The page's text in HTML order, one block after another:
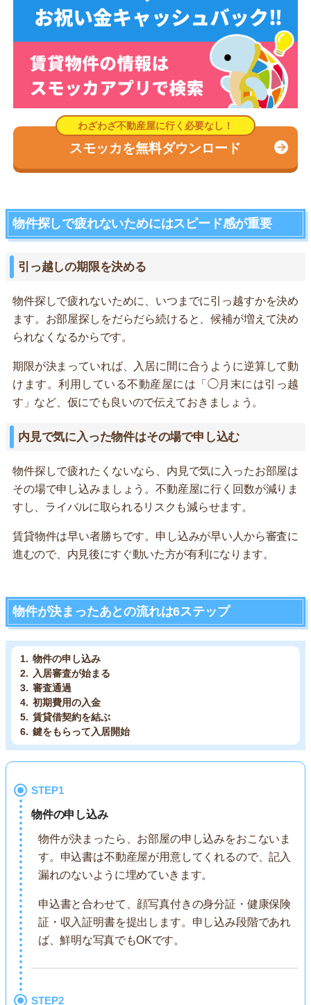
スモッカを無料ダウンロード
物件探しで疲れないためにはスピード感が重要
引っ越しの期限を決める
物件探しで疲れないために、いつまでに引っ越すかを決め
ます。お部屋探しをだらだら続けると、候補が増えて決め
られなくなるからです。
期限が決まっていれば、入居に間に合うように逆算して動
けます。利用している不動産屋には「◯月末には引っ越
す」など、仮にでも良いので伝えておきましょう。
内見で気に入った物件はその場で申し込む
物件探しで疲れたくないなら、内見で気に入ったお部屋は
その場で申し込みましょう。不動産屋に行く回数が減りま
すし、ライバルに取られるリスクも減らせます。
賃貸物件は早い者勝ちです。申し込みが早い人から審査に
進むので、内見後にすぐ動いた方が有利になります。
物件が決まったあとの流れは6ステップ
物件の申し込み
入居審査が始まる
審査通過
初期費用の入金
賃貸借契約を結ぶ
鍵をもらって入居開始
STEP1
物件の申し込み
物件が決まったら、お部屋の申し込みをおこないま
す。申込書は不動産屋が用意してくれるので、記入
漏れのないように埋めていきます。
申込書と合わせて、顔写真付きの身分証・健康保険
証・収入証明書を提出します。申し込み段階であれ
ば、鮮明な写真でもOKです。
STEP2